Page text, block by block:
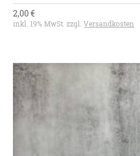
2,00 €
inkl. 19% MwSt. zzgl.Versandkosten